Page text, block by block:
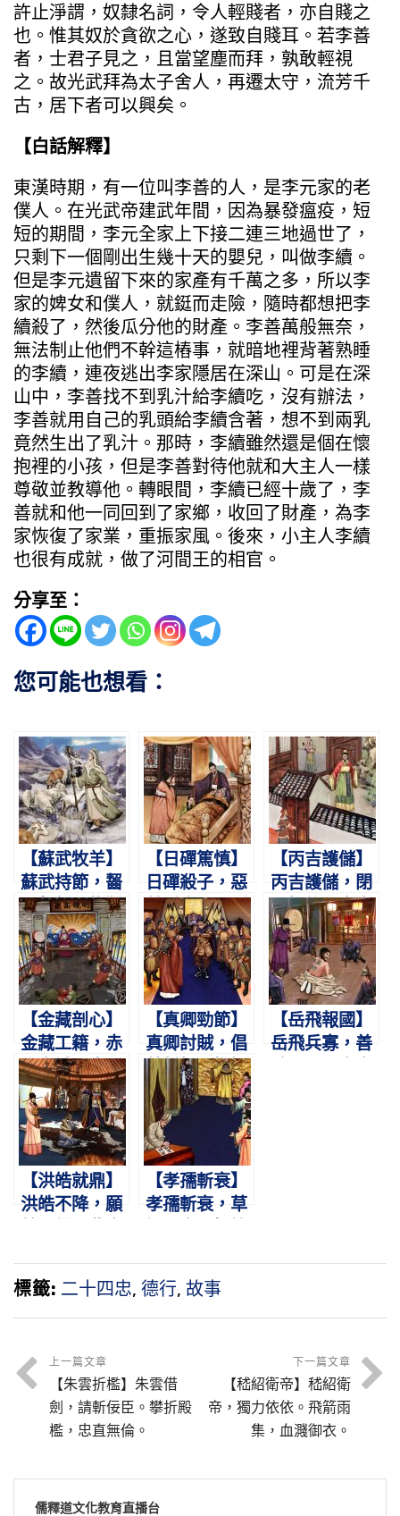
許止淨謂，奴隸名詞，令人輕賤者，亦自賤之
也。惟其奴於貪欲之心，遂致自賤耳。若李善
者，士君子見之，且當望塵而拜，孰敢輕視
之。故光武拜為太子舍人，再遷太守，流芳千
古，居下者可以興矣。
【白話解釋】
東漢時期，有一位叫李善的人，是李元家的老
僕人。在光武帝建武年間，因為暴發瘟疫，短
短的期間，李元全家上下接二連三地過世了，
只剩下一個剛出生幾十天的嬰兒，叫做李續。
但是李元遺留下來的家產有千萬之多，所以李
家的婢女和僕人，就鋌而走險，隨時都想把李
續殺了，然後瓜分他的財產。李善萬般無奈，
無法制止他們不幹這樁事，就暗地裡背著熟睡
的李續，連夜逃出李家隱居在深山。可是在深
山中，李善找不到乳汁給李續吃，沒有辦法，
李善就用自己的乳頭給李續含著，想不到兩乳
竟然生出了乳汁。那時，李續雖然還是個在懷
抱裡的小孩，但是李善對待他就和大主人一樣
尊敬並教導他。轉眼間，李續已經十歲了，李
善就和他一同回到了家鄉，收回了財產，為李
家恢復了家業，重振家風。後來，小主人李續
也很有成就，做了河間王的相官。
分享至：
您可能也想看：
【蘇武牧羊】
蘇武持節，齧
雪餐氈。牧羝
海上，一十九
年。
【日磾篤慎】
日磾殺子，惡
其淫亂。願副
霍光，不使輕
漢。
【丙吉護儲】
丙吉護儲，閉
門拒使。宣帝
登基，不道前
事。
【金藏剖心】
金藏工籍，赤
膽忠誠。皇嗣
不反，剖心以
明。
【真卿勁節】
真卿討賊，倡
義誓師。惟知
守節，希烈謝
之。
【岳飛報國】
岳飛兵寡，善
【洪皓就鼎】
洪皓不降，願
落。
【孝孺斬衰】
孝孺斬衰，草
位。
標籤: 二十四忠, 德行, 故事
上一篇文章
【朱雲折檻】朱雲借
劍，請斬佞臣。攀折殿
檻，忠直無倫。
下一篇文章
【嵇紹衛帝】嵇紹衛
帝，獨力依依。飛箭雨
集，血濺御衣。
儒釋道文化教育直播台